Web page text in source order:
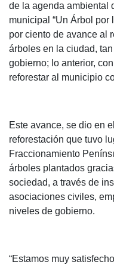
de la agenda ambiental
municipal “Un Árbol por
por ciento de avance al
árboles en la ciudad,
gobierno; lo anterior,
reforestar al municipio
Este avance, se dio en
reforestación que tuvo
Fraccionamiento
árboles plantados
sociedad, a través de
asociaciones civiles,
niveles de gobierno.
“Estamos muy